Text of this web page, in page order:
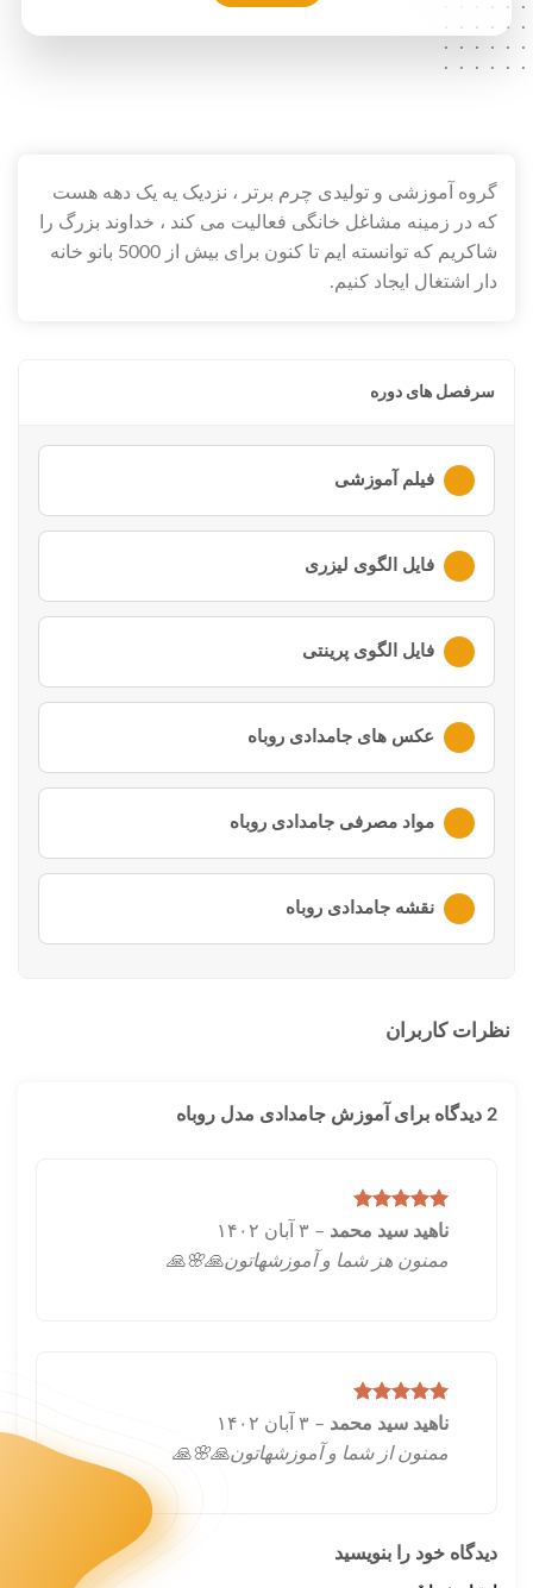
گروه آموزشی و تولیدی چرم برتر ، نزدیک یه یک دهه هست
که در زمینه مشاغل خانگی فعالیت می کند ، خداوند بزرگ را
شاکریم که توانسته ایم تا کنون برای بیش از 5000 بانو خانه
دار اشتغال ایجاد کنیم.
سرفصل های دوره
فیلم آموزشی
لطفا ابتدا وارد
فایل الگوی لیزری
لطفا ابتدا وارد
فایل الگوی پرینتی
لطفا ابتدا وارد
عکس های جامدادی روباه
لطفا ابتدا وارد
مواد مصرفی جامدادی روباه
لطفا ابتدا وارد
نقشه جامدادی روباه
نظرات کاربران
2 دیدگاه برای آموزش جامدادی مدل روباه
امتیاز5 از
ناهید سید محمد – ۳ آبان ۱۴۰۲
ممنون هز شما و آموزشهاتون🙏🌸🙏
امتیاز5از
ناهید سید محمد – ۳ آبان ۱۴۰۲
ممنون از شما و آموزشهاتون🙏🌸🙏
دیدگاه خود را بنویسید